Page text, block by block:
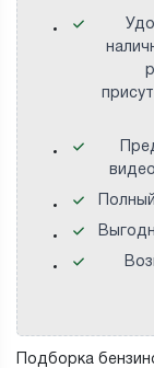
Подборка